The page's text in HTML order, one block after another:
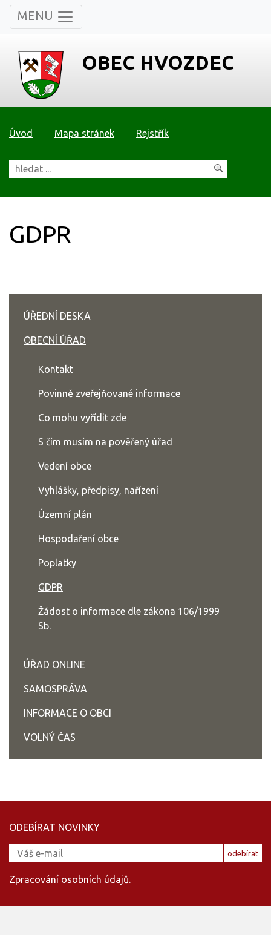
MENU
OBEC HVOZDEC
Úvod Mapa stránek Rejstřík
GDPR
ÚŘEDNÍ DESKA
OBECNÍ ÚŘAD
Kontakt
Povinně zveřejňované informace
Co mohu vyřídit zde
S čím musím na pověřený úřad
Vedení obce
Vyhlášky, předpisy, nařízení
Územní plán
Hospodaření obce
Poplatky
GDPR
Žádost o informace dle zákona 106/1999
Sb.
ÚŘAD ONLINE
SAMOSPRÁVA
INFORMACE O OBCI
VOLNÝ ČAS
ODEBÍRAT NOVINKY
odebírat
Zpracování osobních údajů.